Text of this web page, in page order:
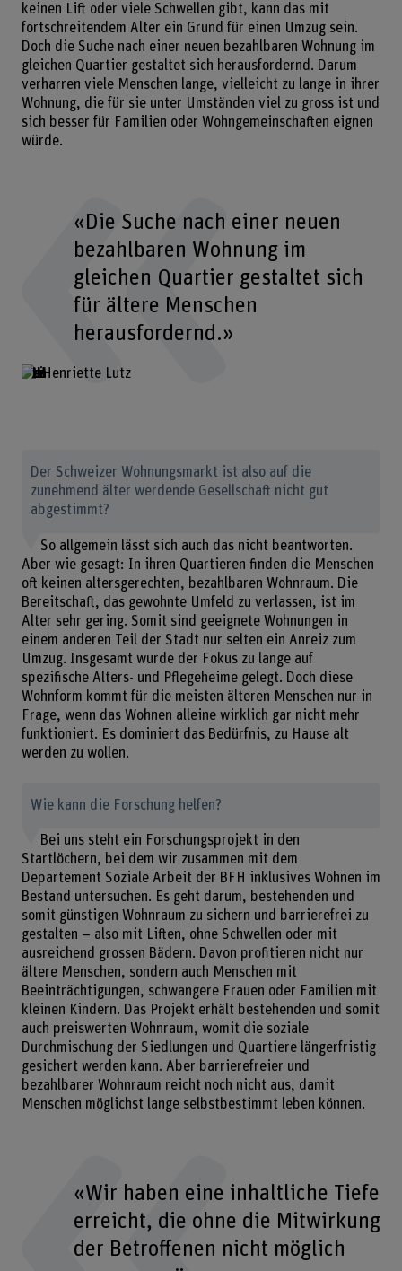
keinen Lift oder viele Schwellen gibt, kann das mit
fortschreitendem Alter ein Grund für einen Umzug sein.
Doch die Suche nach einer neuen bezahlbaren Wohnung im
gleichen Quartier gestaltet sich herausfordernd. Darum
verharren viele Menschen lange, vielleicht zu lange in ihrer
Wohnung, die für sie unter Umständen viel zu gross ist und
sich besser für Familien oder Wohngemeinschaften eignen
würde.
«Die Suche nach einer neuen
bezahlbaren Wohnung im
gleichen Quartier gestaltet sich
für ältere Menschen
herausfordernd.»
Henriette Lutz
Der Schweizer Wohnungsmarkt ist also auf die
zunehmend älter werdende Gesellschaft nicht gut
abgestimmt?
So allgemein lässt sich auch das nicht beantworten.
Aber wie gesagt: In ihren Quartieren finden die Menschen
oft keinen altersgerechten, bezahlbaren Wohnraum. Die
Bereitschaft, das gewohnte Umfeld zu verlassen, ist im
Alter sehr gering. Somit sind geeignete Wohnungen in
einem anderen Teil der Stadt nur selten ein Anreiz zum
Umzug. Insgesamt wurde der Fokus zu lange auf
spezifische Alters- und Pflegeheime gelegt. Doch diese
Wohnform kommt für die meisten älteren Menschen nur in
Frage, wenn das Wohnen alleine wirklich gar nicht mehr
funktioniert. Es dominiert das Bedürfnis, zu Hause alt
werden zu wollen.
Wie kann die Forschung helfen?
Bei uns steht ein Forschungsprojekt in den
Startlöchern, bei dem wir zusammen mit dem
Departement Soziale Arbeit der BFH inklusives Wohnen im
Bestand untersuchen. Es geht darum, bestehenden und
somit günstigen Wohnraum zu sichern und barrierefrei zu
gestalten – also mit Liften, ohne Schwellen oder mit
ausreichend grossen Bädern. Davon profitieren nicht nur
ältere Menschen, sondern auch Menschen mit
Beeinträchtigungen, schwangere Frauen oder Familien mit
kleinen Kindern. Das Projekt erhält bestehenden und somit
auch preiswerten Wohnraum, womit die soziale
Durchmischung der Siedlungen und Quartiere längerfristig
gesichert werden kann. Aber barrierefreier und
bezahlbarer Wohnraum reicht noch nicht aus, damit
Menschen möglichst lange selbstbestimmt leben können.
«Wir haben eine inhaltliche Tiefe
erreicht, die ohne die Mitwirkung
der Betroffenen nicht möglich